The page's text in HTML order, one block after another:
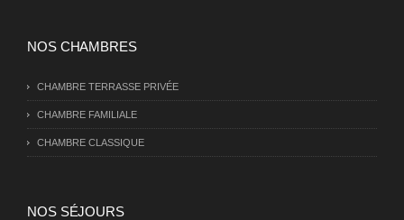
NOS CHAMBRES
CHAMBRE TERRASSE PRIVÉE
CHAMBRE FAMILIALE
CHAMBRE CLASSIQUE
NOS SÉJOURS